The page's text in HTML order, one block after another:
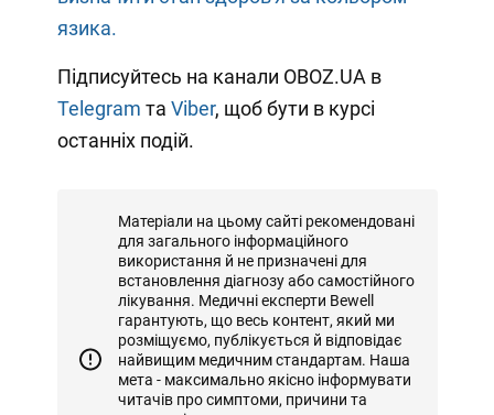
язика.
Підписуйтесь на канали OBOZ.UA в
Telegram та Viber, щоб бути в курсі
останніх подій.
Матеріали на цьому сайті рекомендовані
для загального інформаційного
використання й не призначені для
встановлення діагнозу або самостійного
лікування. Медичні експерти Bewell
гарантують, що весь контент, який ми
розміщуємо, публікується й відповідає
найвищим медичним стандартам. Наша
мета - максимально якісно інформувати
читачів про симптоми, причини та